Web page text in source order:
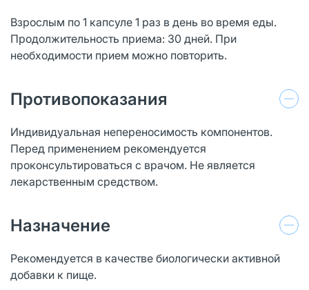
Взрослым по 1 капсуле 1 раз в день во время еды.
Продолжительность приема: 30 дней. При
необходимости прием можно повторить.
Противопоказания
Индивидуальная непереносимость компонентов.
Перед применением рекомендуется
проконсультироваться с врачом. Не является
лекарственным средством.
Назначение
Рекомендуется в качестве биологически активной
добавки к пище.